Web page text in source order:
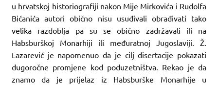
u hrvatskoj historiografiji nakon Mije Mirkovića i Rudolfa
Bićanića autori obično nisu usuđivali obrađivati tako
velika razdoblja pa su se obično zadržavali ili na
Habsburškoj Monarhiji ili međuratnoj Jugoslaviji. Ž.
Lazarević je napomenuo da je cilj disertacije pokazati
dugoročne promjene kod poduzetništva. Rekao je da
znamo da je prijelaz iz Habsburške Monarhije u